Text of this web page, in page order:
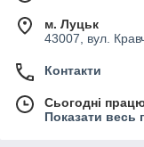
м. Луцьк
43007, вул.
Контакти
Сьогодні
Показати весь